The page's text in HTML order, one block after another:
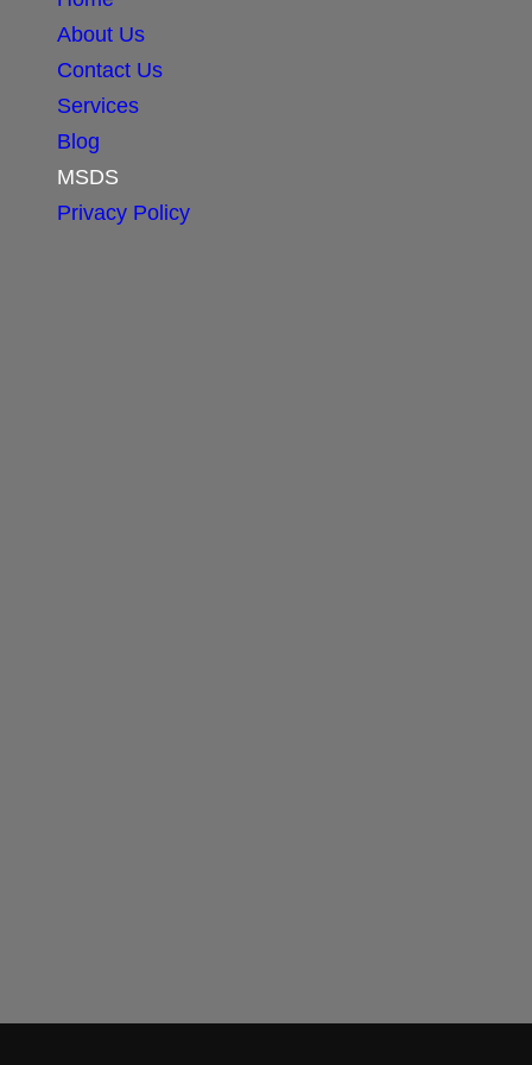
About Us
Contact Us
Services
Blog
MSDS
Privacy Policy